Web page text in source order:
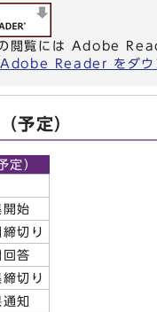
閲覧には Adobe
Reader をダウ
予定）
定）
始
切り
答
切り
知